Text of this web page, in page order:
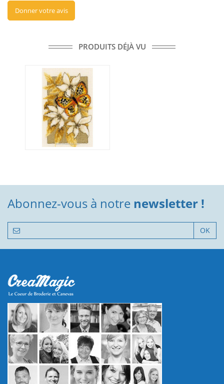
Donner votre avis
PRODUITS DÉJÀ VU
Abonnez-vous à notre newsletter !
OK